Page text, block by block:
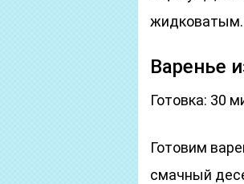
жидковатым.
Варенье
Готовка: 30
Готовим
смачный